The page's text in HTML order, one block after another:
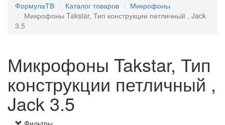
ФормулаТВ Каталог товаров
Микрофоны
Микрофоны Takstar, Тип конструкции петличный , Jack
3.5
Микрофоны Takstar, Тип
конструкции петличный ,
Jack 3.5